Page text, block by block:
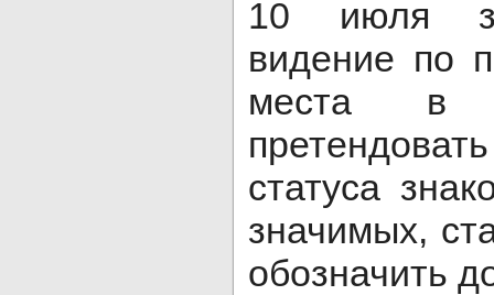
10 июля
видение по
места в
статуса
значимых,
обозначить